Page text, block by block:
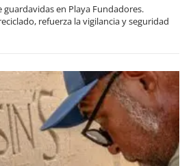
en Playa Fundadores.
refuerza la vigilancia y seguridad